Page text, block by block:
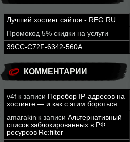
Лучший хостинг сайтов - REG.RU
Промокод 5% скидки на услуги
39CC-C72F-6342-560A
КОММЕНТАРИИ
v4f к записи Перебор IP-адресов на
хостинге — и как с этим бороться
amarakin к записи Альтернативный
список заблокированных в РФ
ресурсов Re:filter